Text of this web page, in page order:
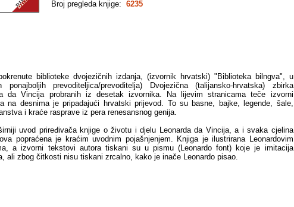
Broj pregleda knjige: 6235
biblioteke dvojezičnih izdanja, (izvornik hrvatski) "Biblioteka bilngva", u
ponajboljih prevoditeljica/prevoditelja) Dvojezična (talijansko-hrvatska) zbirka
da Vincija probranih iz desetak izvornika. Na lijevim stranicama teče izvorni
na desnima je pripadajući hrvatski prijevod. To su basne, bajke, legende, šale,
i kraće rasprave iz pera renesansnog genija.
uvod priređivača knjige o životu i djelu Leonarda da Vincija, a i svaka cjelina
popraćena je kraćim uvodnim pojašnjenjem. Knjiga je ilustrirana Leonardovim
a izvorni tekstovi autora tiskani su u pismu (Leonardo font) koje je imitacija
ali zbog čitkosti nisu tiskani zrcalno, kako je inače Leonardo pisao.